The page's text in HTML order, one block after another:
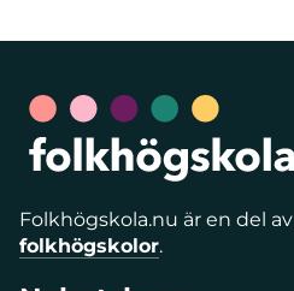
Folkhögskola.nu är en del av
folkhögskolor.